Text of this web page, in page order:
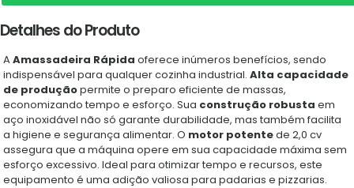
Detalhes do Produto
AAmassadeira Rápida oferece inúmeros benefícios, sendo
indispensável para qualquer cozinha industrial.Alta capacidade
de produçãopermite o preparo eficiente de massas,
economizando tempo e esforço. Sua construção robusta em
aço inoxidável não só garante durabilidade, mas também facilita
a higiene e segurança alimentar. O motor potentede 2,0 cv
assegura que a máquina opere em sua capacidade máxima sem
esforço excessivo. Ideal para otimizar tempo e recursos, este
equipamento é uma adição valiosa para padarias e pizzarias.